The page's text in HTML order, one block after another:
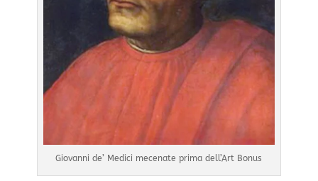
Giovanni de’ Medici mecenate prima dell’Art Bonus